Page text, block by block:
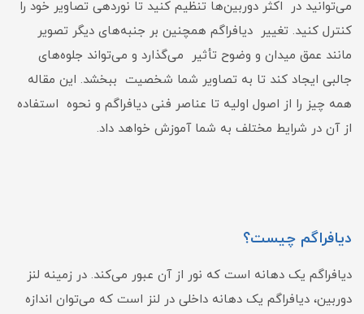
می‌توانید در اکثر دوربین‌ها تنظیم کنید تا نوردهی تصاویر خود را
کنترل کنید. تغییر دیافراگم همچنین بر جنبه‌های دیگر تصویر
مانند عمق میدان و وضوح تأثیر می‌گذارد و می‌تواند جلوه‌های
جالبی ایجاد کند تا به تصاویر شما شخصیت ببخشد. این مقاله
همه چیز را از اصول اولیه تا عناصر فنی دیافراگم و نحوه استفاده
از آن در شرایط مختلف به شما آموزش خواهد داد.
دیافراگم چیست؟
دیافراگم یک دهانه است که نور از آن عبور می‌کند. در زمینه لنز
دوربین، دیافراگم یک دهانه داخلی در لنز است که می‌توان اندازه